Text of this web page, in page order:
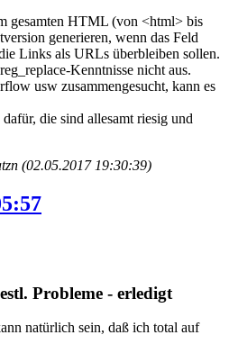
gesamten HTML (von <html> bis
generieren, wenn das Feld
Links als URLs überbleiben sollen.
Kenntnisse nicht aus.
usw zusammengesucht, kann es
die sind allesamt riesig und
(02.05.2017 19:30:39)
Probleme - erledigt
natürlich sein, daß ich total auf